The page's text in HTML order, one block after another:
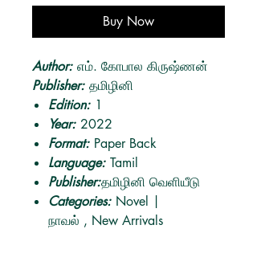
Buy Now
Author: எம். கோபால கிருஷ்ணன்
Publisher: தமிழினி
Edition: 1
Year: 2022
Format: Paper Back
Language: Tamil
Publisher:தமிழினி வெளியீடு
Categories: Novel |
நாவல் , New Arrivals